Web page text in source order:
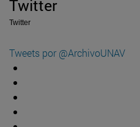
Twitter
Twitter
Tweets por @ArchivoUNAV